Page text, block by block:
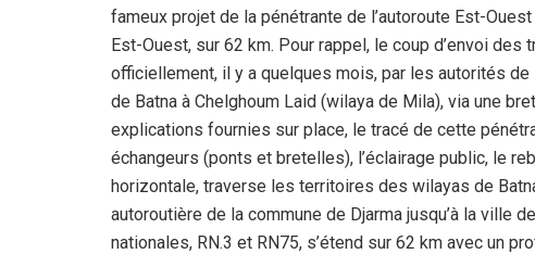
fameux projet de la pénétrante de l’autoroute Est-
Est-Ouest, sur 62 km. Pour rappel, le coup d’envoi des
officiellement, il y a quelques mois, par les autorités
de Batna à Chelghoum Laid (wilaya de Mila), via une
explications fournies sur place, le tracé de cette
échangeurs (ponts et bretelles), l’éclairage public, le
horizontale, traverse les territoires des wilayas de
autoroutière de la commune de Djarma jusqu’à la ville
nationales, RN.3 et RN75, s’étend sur 62 km avec un